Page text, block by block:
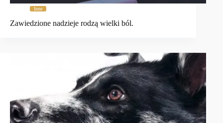
Inne
Zawiedzione nadzieje rodzą wielki ból.